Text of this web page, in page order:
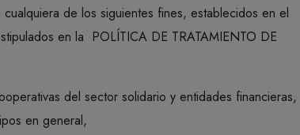
de los siguientes fines, establecidos en el
en la POLÍTICA DE TRATAMIENTO DE
del sector solidario y entidades financieras,
en general,